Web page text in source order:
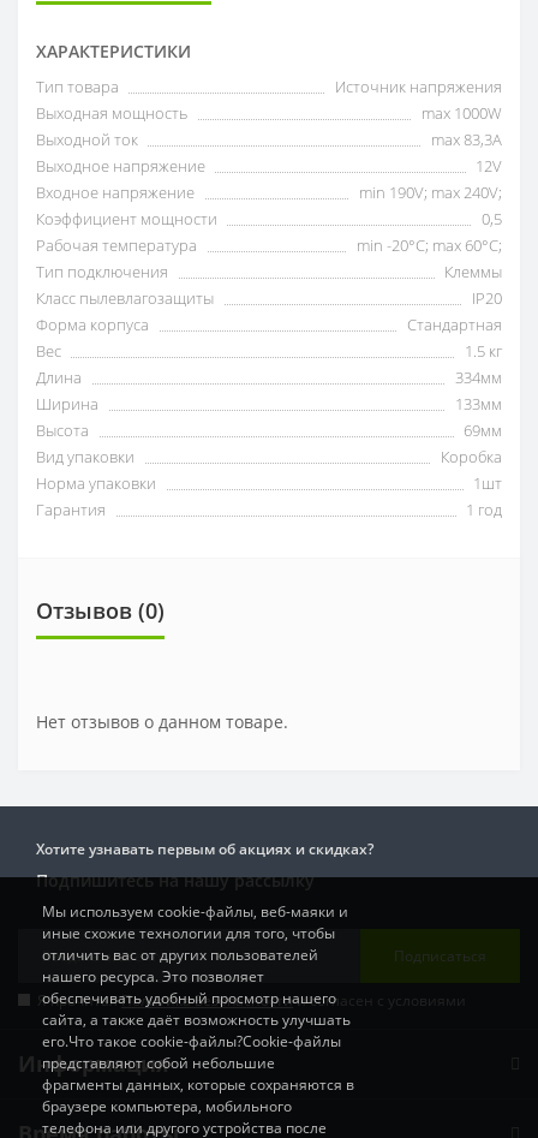
ХАРАКТЕРИСТИКИ
Тип товара
Источник напряжения
Выходная мощность
max 1000W
Выходной ток
max 83,3А
Выходное напряжение
12V
Входное напряжение
min 190V; max 240V;
Коэффициент мощности
0,5
Рабочая температура
min -20°C; max 60°C;
Тип подключения
Клеммы
Класс пылевлагозащиты
IP20
Форма корпуса
Стандартная
Вес
1.5 кг
Длина
334мм
Ширина
133мм
Высота
69мм
Вид упаковки
Коробка
Норма упаковки
1шт
Гарантия
1 год
Отзывов (0)
Нет отзывов о данном товаре.
Хотите узнавать первым об акциях и скидках?
Подпишитесь на нашу рассылку
Подписаться
Я прочиталПолитика Безопасностии согласен с условиями
Информация
Мы используем cookie-файлы, веб-маяки и
иные схожие технологии для того, чтобы
отличить вас от других пользователей
нашего ресурса. Это позволяет
обеспечивать удобный просмотр нашего
сайта, а также даёт возможность улучшать
его.Что такое cookie-файлы?Cookie-файлы
представляют собой небольшие
фрагменты данных, которые сохраняются в
браузере компьютера, мобильного
телефона или другого устройства после